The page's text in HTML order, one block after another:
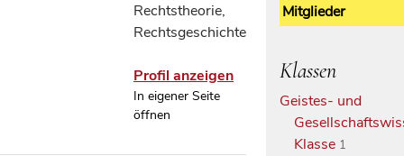
Rechtstheorie,
Rechtsgeschichte
Profil anzeigen
In eigener Seite
öffnen
Mitglieder
Klassen
Geistes- und
Klasse 1